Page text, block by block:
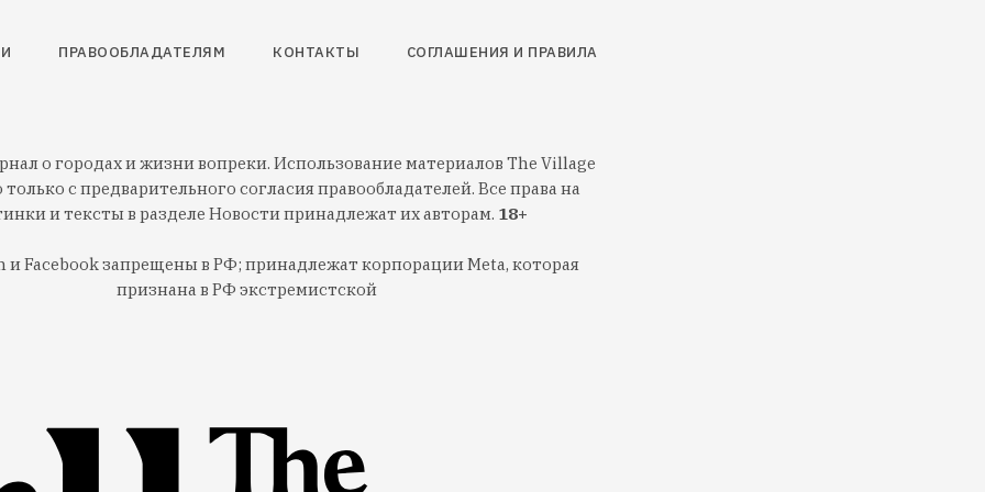
ПРАВООБЛАДАТЕЛЯМ КОНТАКТЫ СОГЛАШЕНИЯ И ПРАВИЛА
о городах и жизни вопреки. Использование материалов The Village
с предварительного согласия правообладателей. Все права на
и тексты в разделе Новости принадлежат их авторам. 18+
и Facebook запрещены в РФ; принадлежат корпорации Meta, которая
признана в РФ экстремистской